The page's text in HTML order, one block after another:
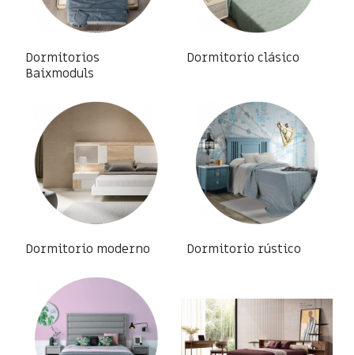
Dormitorios
Baixmoduls
Dormitorio clásico
Dormitorio moderno Dormitorio rústico